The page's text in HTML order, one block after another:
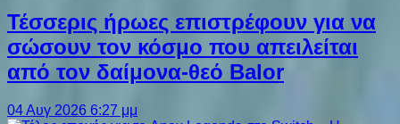
Τέσσερις ήρωες επιστρέφουν για να
σώσουν τον κόσμο που απειλείται
από τον δαίμονα-θεό Balor
04 Αυγ 2026 6:27 μμ